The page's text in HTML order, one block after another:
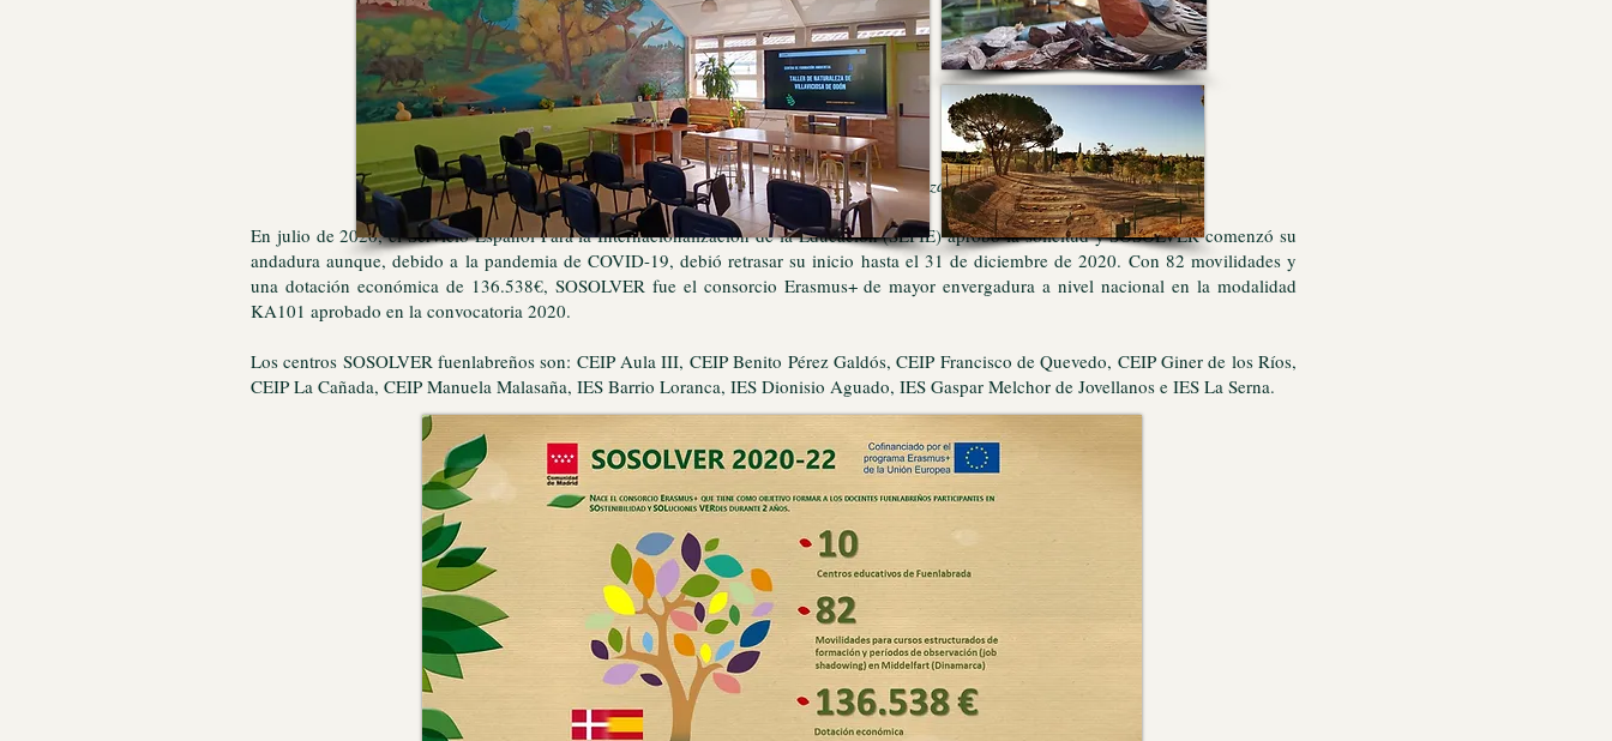
Aula Gaia, charca de interior y huerto del CFA Taller de Naturaleza de Villaviciosa de Odón
En julio de 2020, el Servicio Español Para la Internacionalización de la Educación (SEPIE) aprobó la solicitud y SOSOLVER comenzó su
andadura aunque, debido a la pandemia de COVID-19, debió retrasar su inicio hasta el 31 de diciembre de 2020. Con 82 movilidades y
una dotación económica de 136.538€, SOSOLVER fue el consorcio Erasmus+ de mayor envergadura a nivel nacional en la modalidad
KA101 aprobado en la convocatoria 2020.
Los centros SOSOLVER fuenlabreños son: CEIP Aula III, CEIP Benito Pérez Galdós, CEIP Francisco de Quevedo, CEIP Giner de los Ríos,
CEIP La Cañada, CEIP Manuela Malasaña, IES Barrio Loranca, IES Dionisio Aguado, IES Gaspar Melchor de Jovellanos e IES La Serna.